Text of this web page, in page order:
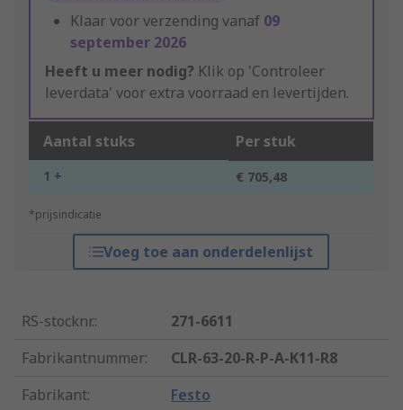
Klaar voor verzending vanaf 09
september 2026
Heeft u meer nodig? Klik op 'Controleer
leverdata' voor extra voorraad en levertijden.
Aantal stuks Per stuk
1 + € 705,48
*prijsindicatie
Voeg toe aan onderdelenlijst
RS-stocknr.:
271-6611
Fabrikantnummer:
CLR-63-20-R-P-A-K11-R8
Fabrikant: Festo